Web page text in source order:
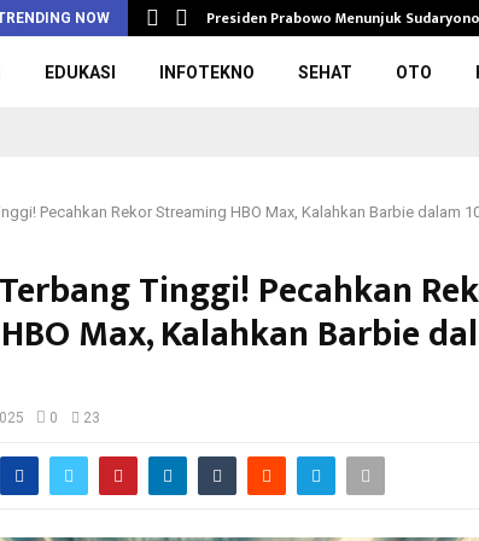
NOW Presiden Prabowo Menunjuk
EDUKASI INFOTEKNO SEHAT OTO
Pecahkan Rekor Streaming HBO Max, Kalahkan Barbie dalam
Tinggi! Pecahkan
Max, Kalahkan Barbie
0 23